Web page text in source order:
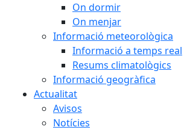
On dormir
On menjar
Informació meteorològica
Informació a temps real
Resums climatològics
Informació geogràfica
Actualitat
Avisos
Notícies